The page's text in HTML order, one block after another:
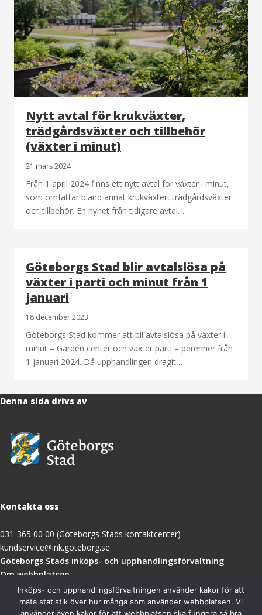
Nytt avtal för krukväxter,
trädgårdsväxter och tillbehör
(växter i minut)
21 mars 2024
Från 1 april 2024 finns ett nytt avtal för växter i minut,
som omfattar bland annat krukväxter, trädgårdsväxter
och tillbehör. En nyhet från tidigare avtal…
Göteborgs Stad blir avtalslösa på
växter i parti och minut från 1
januari
18 december 2023
Göteborgs Stad kommer att bli avtalslösa på växter i
minut – Garden center och växter parti – perenner från
1 januari 2024. Då upphandlingen dragit…
Denna sida drivs av
Kontakta oss
031-365 00 00 (Göteborgs Stads kontaktcenter)
kundservice@ink.goteborg.se
Göteborgs Stads inköps- och upphandlingsförvaltning(öppnas
nytt
fönster)
Om webbplatsen
Tillgänglighetsredogörelse
Inköps- och upphandlingsförvaltningen använder kakor för att
mäta statistik över hur många som använder webbplatsen. Vi